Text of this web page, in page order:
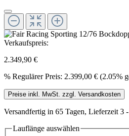
Verkaufspreis:
2.349,90 €
% Regulärer Preis: 2.399,00 € (2.05%
Preise inkl. MwSt. zzgl. Versandkosten
Versandfertig in 65 Tagen, Lieferzeit 3
Lauflänge auswählen